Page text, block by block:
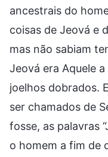
ancestrais do
coisas de Jeová e
mas não sabiam
Jeová era Aquele
joelhos dobrados.
ser chamados de
fosse, as palavras
o homem a fim de